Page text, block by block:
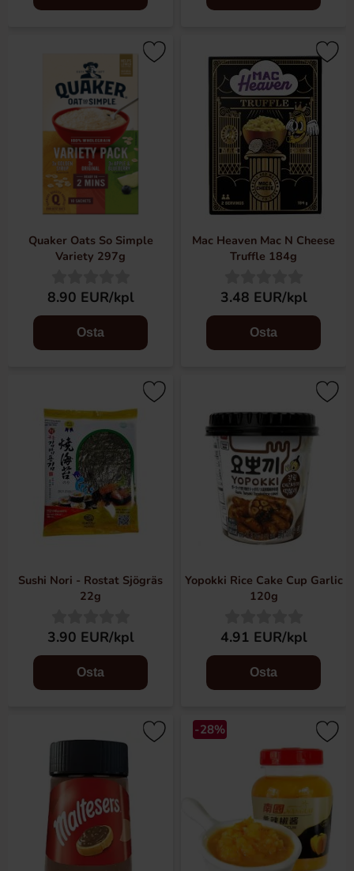
Quaker Oats So Simple
Variety 297g
8.90 EUR/kpl
Osta
Mac Heaven Mac N Cheese
Truffle 184g
3.48 EUR/kpl
Osta
Sushi Nori - Rostat Sjögräs
22g
3.90 EUR/kpl
Osta
Yopokki Rice Cake Cup Garlic
120g
4.91 EUR/kpl
Osta
-28%